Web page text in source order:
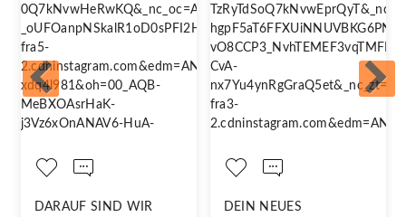
DARAUF SIND WIR
DEIN NEUES